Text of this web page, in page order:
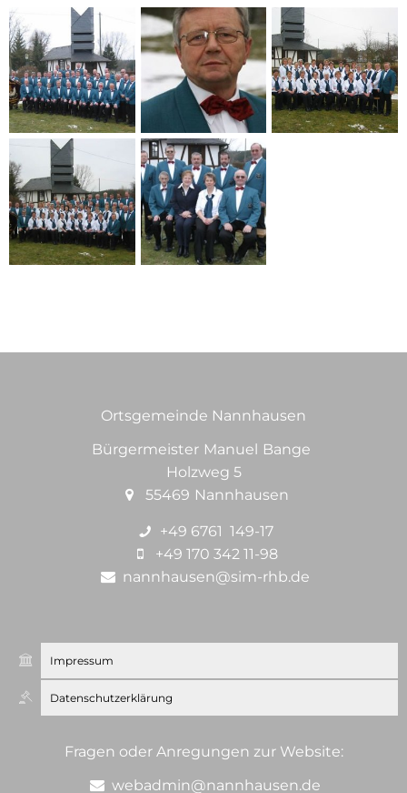
Ortsgemeinde Nannhausen
Bürgermeister Manuel Bange
Holzweg 5
55469 Nannhausen
+49 6761 149-17
+49 170 342 11-98
nannhausen@sim-rhb.de
Impressum
Datenschutzerklärung
Fragen oder Anregungen zur Website:
webadmin@nannhausen.de